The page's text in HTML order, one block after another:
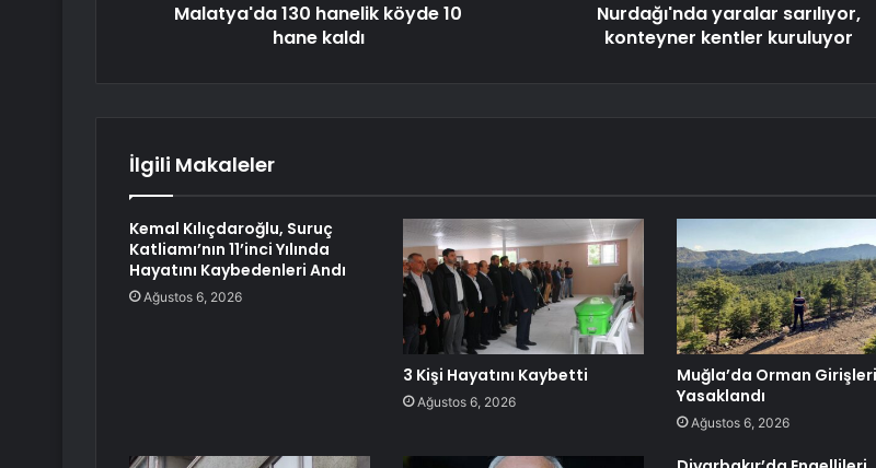
Malatya'da 130 hanelik köyde 10
hane kaldı
Nurdağı'nda yaralar sarılıyor,
konteyner kentler kuruluyor
İlgili Makaleler
Kemal Kılıçdaroğlu, Suruç
Katliamı’nın 11’inci Yılında
Hayatını Kaybedenleri Andı
Ağustos 6, 2026
3 Kişi Hayatını Kaybetti
Ağustos 6, 2026
Muğla’da Orman
Yasaklandı
Ağustos 6, 2026